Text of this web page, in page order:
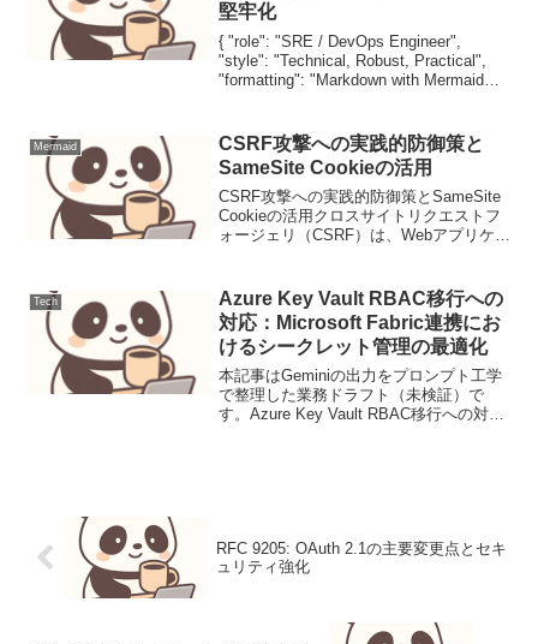
堅牢化
{ "role": "SRE / DevOps Engineer",
"style": "Technical, Robust, Practical",
"formatting": "Markdown with Mermaid
Mermaid
CSRF攻撃への実践的防御策と
SameSite Cookieの活用
CSRF攻撃への実践的防御策とSameSite
Cookieの活用クロスサイトリクエストフ
ォージェリ（CSRF）は、Webアプリケー
せる攻撃です。我々実務家のセキュリ
テ...
Tech
Azure Key Vault RBAC移行への
対応：Microsoft Fabric連携にお
けるシークレット管理の最適化
本記事はGeminiの出力をプロンプト工学
で整理した業務ドラフト（未検証）で
す。Azure Key Vault RBAC移行への対
RFC 9205: OAuth 2.1の主要変更点とセキ
ュリティ強化